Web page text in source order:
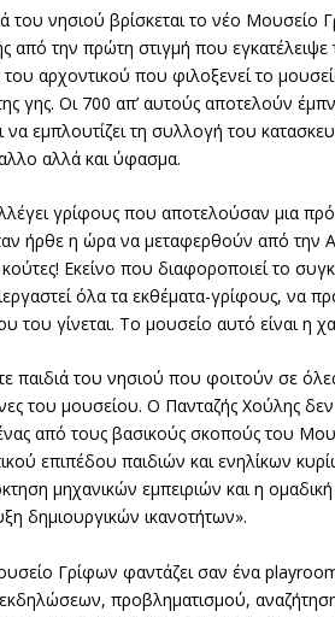
του νησιού βρίσκεται το νέο
από την πρώτη στιγμή που
αρχοντικού που φιλοξενεί το
γης. Οι 700 απ’ αυτούς αποτελούν
να εμπλουτίζει τη συλλογή του
αλλά και ύφασμα.
γρίφους που αποτελούσαν μια
ήρθε η ώρα να μεταφερθούν από την
Εκείνο που διαφοροποιεί το
όλα τα εκθέματα-γρίφους, να
του γίνεται. Το μουσείο αυτό είναι η
παιδιά του νησιού που φοιτούν σε
του μουσείου. Ο Πανταζής Χούλης
από τους βασικούς σκοπούς του
επιπέδου παιδιών και ενηλίκων
μηχανικών εμπειριών και η
δημιουργικών ικανοτήτων».
Γρίφων φαντάζει σαν ένα
προβληματισμού,